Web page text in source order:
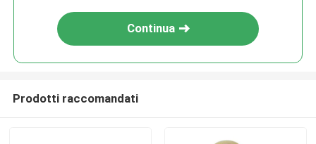
Continua
Prodotti raccomandati